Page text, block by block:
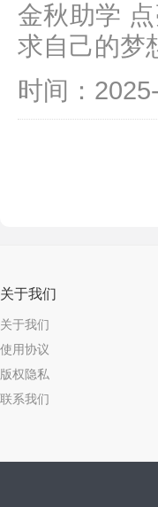
金秋助学
求自己的梦
时间：
关于我们
关于我们
使用协议
版权隐私
联系我们